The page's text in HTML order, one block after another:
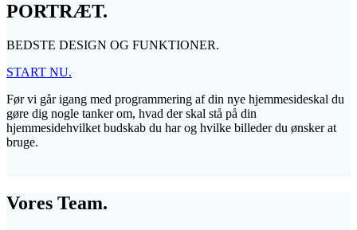
PORTRÆT.
BEDSTE DESIGN OG FUNKTIONER.
START NU.
Før vi går igang med programmering af din nye hjemmesideskal du
gøre dig nogle tanker om, hvad der skal stå på din
hjemmesidehvilket budskab du har og hvilke billeder du ønsker at
bruge.
Vores Team.